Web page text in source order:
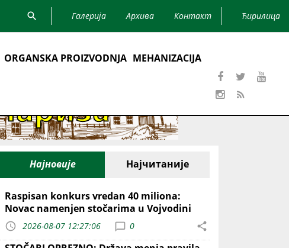
Галерија Архива Контакт Ћирилица
ORGANSKA PROIZVODNJA MEHANIZACIJA
Најновије Најчитаније
Raspisan konkurs vredan 40 miliona:
Novac namenjen stočarima u Vojvodini
2026-08-07 12:27:06 0